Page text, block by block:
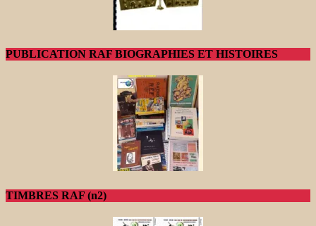
PUBLICATION RAF BIOGRAPHIES ET HISTOIRES
TIMBRES RAF (n2)